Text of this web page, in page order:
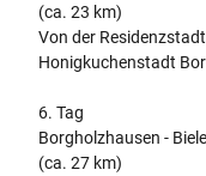
(ca. 23 km)
Von der
Honigkuchenstadt
6. Tag
Borgholzhausen -
(ca. 27 km)